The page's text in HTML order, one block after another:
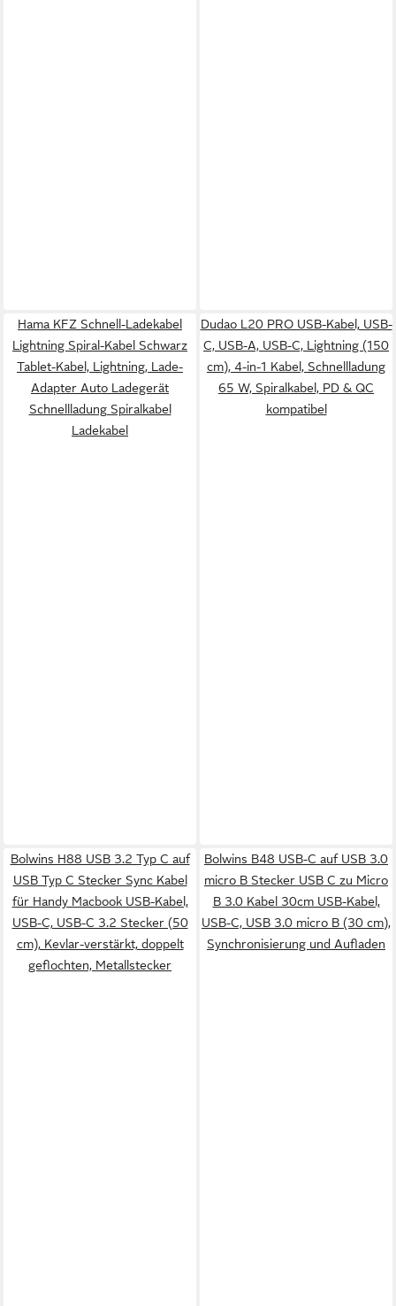
Hama KFZ Schnell-Ladekabel
Lightning Spiral-Kabel Schwarz
Tablet-Kabel, Lightning, Lade-
Adapter Auto Ladegerät
Schnellladung Spiralkabel
Ladekabel
Dudao L20 PRO USB-Kabel, USB-
C, USB-A, USB-C, Lightning (150
cm), 4-in-1 Kabel, Schnellladung
65 W, Spiralkabel, PD & QC
kompatibel
Bolwins H88 USB 3.2 Typ C auf
USB Typ C Stecker Sync Kabel
für Handy Macbook USB-Kabel,
USB-C, USB-C 3.2 Stecker (50
cm), Kevlar-verstärkt, doppelt
geflochten, Metallstecker
Bolwins B48 USB-C auf USB 3.0
micro B Stecker USB C zu Micro
B 3.0 Kabel 30cm USB-Kabel,
USB-C, USB 3.0 micro B (30 cm),
Synchronisierung und Aufladen